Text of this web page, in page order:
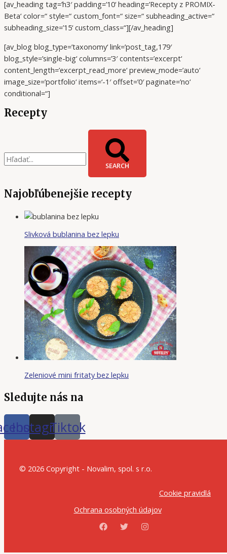
[av_heading tag=’h3′ padding=’10‘ heading=’Recepty z PROMIX-
Beta‘ color=“ style=“ custom_font=“ size=“ subheading_active=“
subheading_size=’15‘ custom_class=“][/av_heading]
[av_blog blog_type=’taxonomy‘ link=’post_tag,179′
blog_style=’single-big‘ columns=’3′ contents=’excerpt‘
content_length=’excerpt_read_more‘ preview_mode=’auto‘
image_size=’portfolio‘ items=‘-1′ offset=’0′ paginate=’no‘
conditional=“]
Recepty
SEARCH
Najobľúbenejšie recepty
Slivková bublanina bez lepku
Zeleniové mini fritaty bez lepku
Sledujte nás na
Instagram
Tiktok
© 2026 Copyright - Novalim, spol. s r.o.
Cookie pravidlá
Ochrana osobných údajov